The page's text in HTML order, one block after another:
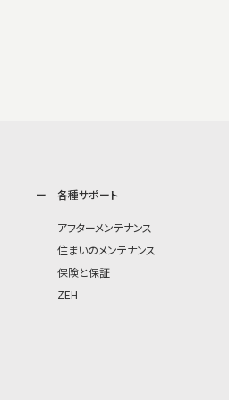
各種サポート
アフターメンテナンス
住まいのメンテナンス
保険と保証
ZEH